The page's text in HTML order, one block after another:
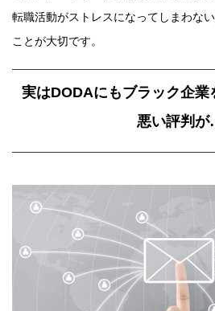
転職活動がストレスになってしまわな
ことが大切です。
実はDODAにもブラック企業
悪い評判